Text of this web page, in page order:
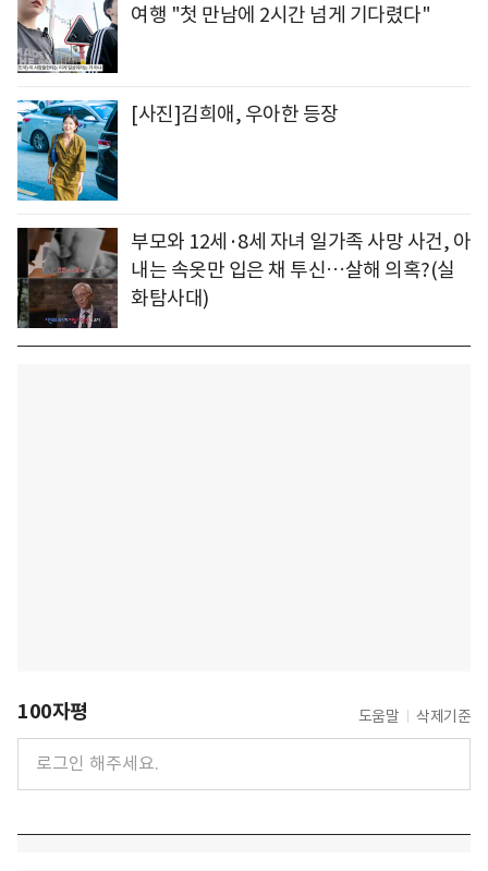
여행 "첫 만남에 2시간 넘게 기다렸다"
[사진]김희애, 우아한 등장
부모와 12세·8세 자녀 일가족 사망 사건, 아
내는 속옷만 입은 채 투신…살해 의혹?(실
화탐사대)
100자평 도움말 삭제기준